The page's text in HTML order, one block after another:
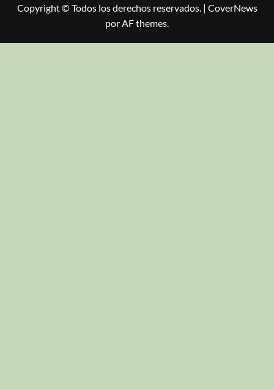
Copyright © Todos los derechos reservados. | CoverNews
por AF themes.